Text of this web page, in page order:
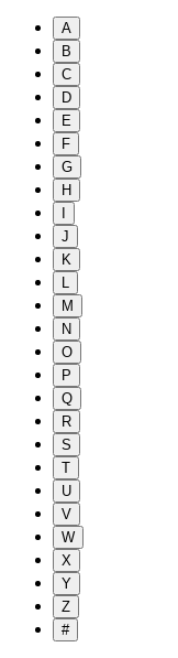
A
B
C
D
E
F
G
H
J
K
L
M
N
O
P
Q
R
S
T
U
V
W
X
Y
Z
#